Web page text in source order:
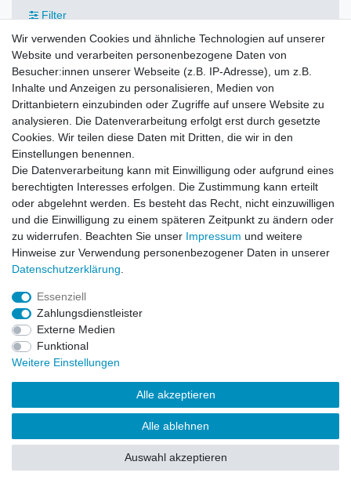
Filter
Zahlung und Versand
Daten­schutz­erklärung
Barrierefreiheitserklärung Widerrufs­recht
Vertrag widerrufen
© Copyright 2026 | Alle Rechte vorbehalten.
Wir verwenden Cookies und ähnliche Technologien auf unserer
Website und verarbeiten personenbezogene Daten von
Besucher:innen unserer Webseite (z.B. IP-Adresse), um z.B.
Inhalte und Anzeigen zu personalisieren, Medien von
Drittanbietern einzubinden oder Zugriffe auf unsere Website zu
analysieren. Die Datenverarbeitung erfolgt erst durch gesetzte
Cookies. Wir teilen diese Daten mit Dritten, die wir in den
Einstellungen benennen.
Die Datenverarbeitung kann mit Einwilligung oder aufgrund eines
berechtigten Interesses erfolgen. Die Zustimmung kann erteilt
oder abgelehnt werden. Es besteht das Recht, nicht einzuwilligen
und die Einwilligung zu einem späteren Zeitpunkt zu ändern oder
zu widerrufen. Beachten Sie unser Impressum und weitere
Hinweise zur Verwendung personenbezogener Daten in unserer
Daten­schutz­erklärung
Essenziell
Zahlungsdienstleister
Externe Medien
Funktional
Weitere Einstellungen
Alle akzeptieren
Alle ablehnen
Auswahl akzeptieren